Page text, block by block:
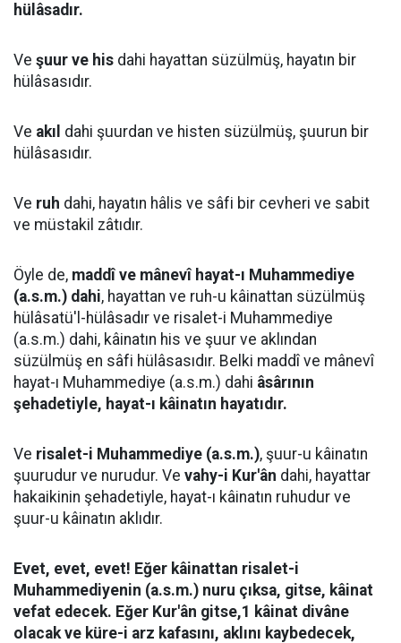
hülâsadır.
Ve şuur ve his dahi hayattan süzülmüş, hayatın bir
hülâsasıdır.
Ve akıl dahi şuurdan ve histen süzülmüş, şuurun bir
hülâsasıdır.
Ve ruh dahi, hayatın hâlis ve sâfi bir cevheri ve sabit
ve müstakil zâtıdır.
Öyle de, maddî ve mânevî hayat-ı Muhammediye
(a.s.m.) dahi, hayattan ve ruh-u kâinattan süzülmüş
hülâsatü'l-hülâsadır ve risalet-i Muhammediye
(a.s.m.) dahi, kâinatın his ve şuur ve aklından
süzülmüş en sâfi hülâsasıdır. Belki maddî ve mânevî
hayat-ı Muhammediye (a.s.m.) dahi âsârının
şehadetiyle, hayat-ı kâinatın hayatıdır.
Ve risalet-i Muhammediye (a.s.m.), şuur-u kâinatın
şuurudur ve nurudur. Ve vahy-i Kur'ân dahi, hayattar
hakaikinin şehadetiyle, hayat-ı kâinatın ruhudur ve
şuur-u kâinatın aklıdır.
Evet, evet, evet! Eğer kâinattan risalet-i
Muhammediyenin (a.s.m.) nuru çıksa, gitse, kâinat
vefat edecek. Eğer Kur'ân gitse,1 kâinat divâne
olacak ve küre-i arz kafasını, aklını kaybedecek,